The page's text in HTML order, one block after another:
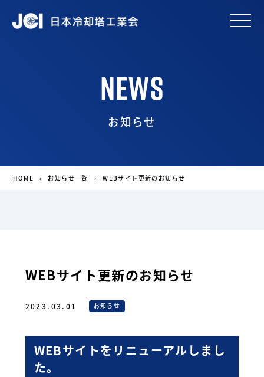
news
お知らせ
HOME お知らせ一覧 WEBサイト更新のお知らせ
WEBサイト更新のお知らせ
2023.03.01 お知らせ
WEBサイトをリニューアルしまし
た。